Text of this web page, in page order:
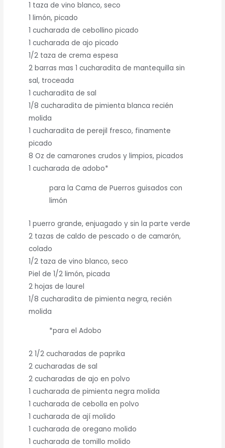
1 taza de vino blanco, seco
1 limón, picado
1 cucharada de cebollino picado
1 cucharada de ajo picado
1/2 taza de crema espesa
2 barras mas 1 cucharadita de mantequilla sin
sal, troceada
1 cucharadita de sal
1/8 cucharadita de pimienta blanca recién
molida
1 cucharadita de perejil fresco, finamente
picado
8 Oz de camarones crudos y limpios, picados
1 cucharada de adobo*
para la Cama de Puerros guisados con
limón
1 puerro grande, enjuagado y sin la parte verde
2 tazas de caldo de pescado o de camarón,
colado
1/2 taza de vino blanco, seco
Piel de 1/2 limón, picada
2 hojas de laurel
1/8 cucharadita de pimienta negra, recién
molida
*para el Adobo
2 1/2 cucharadas de paprika
2 cucharadas de sal
2 cucharadas de ajo en polvo
1 cucharada de pimienta negra molida
1 cucharada de cebolla en polvo
1 cucharada de ají molido
1 cucharada de oregano molido
1 cucharada de tomillo molido